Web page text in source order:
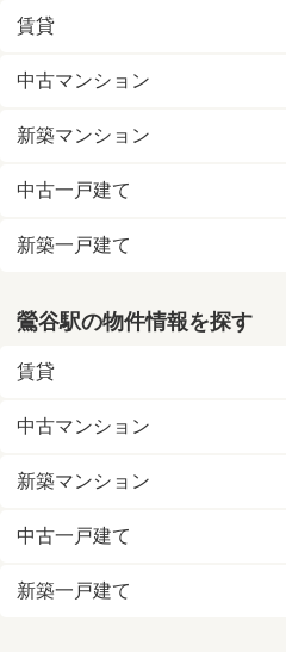
賃貸
中古マンション
新築マンション
中古一戸建て
新築一戸建て
鶯谷駅の物件情報を探す
賃貸
中古マンション
新築マンション
中古一戸建て
新築一戸建て